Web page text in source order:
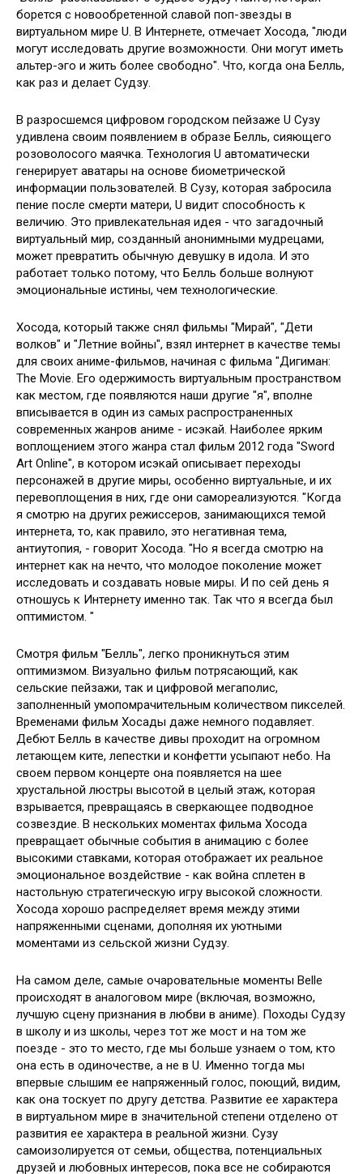
борется с новообретенной славой поп-звезды в
виртуальном мире U. В Интернете, отмечает Хосода, "люди
могут исследовать другие возможности. Они могут иметь
альтер-эго и жить более свободно". Что, когда она Белль,
как раз и делает Судзу.
В разросшемся цифровом городском пейзаже U Сузу
удивлена своим появлением в образе Белль, сияющего
розоволосого маячка. Технология U автоматически
генерирует аватары на основе биометрической
информации пользователей. В Сузу, которая забросила
пение после смерти матери, U видит способность к
величию. Это привлекательная идея - что загадочный
виртуальный мир, созданный анонимными мудрецами,
может превратить обычную девушку в идола. И это
работает только потому, что Белль больше волнуют
эмоциональные истины, чем технологические.
Хосода, который также снял фильмы "Мирай", "Дети
волков" и "Летние войны", взял интернет в качестве темы
для своих аниме-фильмов, начиная с фильма "Дигиман:
The Movie. Его одержимость виртуальным пространством
как местом, где появляются наши другие "я", вполне
вписывается в один из самых распространенных
современных жанров аниме - исэкай. Наиболее ярким
воплощением этого жанра стал фильм 2012 года "Sword
Art Online", в котором исэкай описывает переходы
персонажей в другие миры, особенно виртуальные, и их
перевоплощения в них, где они самореализуются. "Когда
я смотрю на других режиссеров, занимающихся темой
интернета, то, как правило, это негативная тема,
антиутопия, - говорит Хосода. "Но я всегда смотрю на
интернет как на нечто, что молодое поколение может
исследовать и создавать новые миры. И по сей день я
отношусь к Интернету именно так. Так что я всегда был
оптимистом. "
Смотря фильм "Белль", легко проникнуться этим
оптимизмом. Визуально фильм потрясающий, как
сельские пейзажи, так и цифровой мегаполис,
заполненный умопомрачительным количеством пикселей.
Временами фильм Хосады даже немного подавляет.
Дебют Белль в качестве дивы проходит на огромном
летающем ките, лепестки и конфетти усыпают небо. На
своем первом концерте она появляется на шее
хрустальной люстры высотой в целый этаж, которая
взрывается, превращаясь в сверкающее подводное
созвездие. В нескольких моментах фильма Хосода
превращает обычные события в анимацию с более
высокими ставками, которая отображает их реальное
эмоциональное воздействие - как война сплетен в
настольную стратегическую игру высокой сложности.
Хосода хорошо распределяет время между этими
напряженными сценами, дополняя их уютными
моментами из сельской жизни Судзу.
На самом деле, самые очаровательные моменты Belle
происходят в аналоговом мире (включая, возможно,
лучшую сцену признания в любви в аниме). Походы Судзу
в школу и из школы, через тот же мост и на том же
поезде - это то место, где мы больше узнаем о том, кто
она есть в одиночестве, а не в U. Именно тогда мы
впервые слышим ее напряженный голос, поющий, видим,
как она тоскует по другу детства. Развитие ее характера
в виртуальном мире в значительной степени отделено от
развития ее характера в реальной жизни. Сузу
самоизолируется от семьи, общества, потенциальных
друзей и любовных интересов, пока все не собираются